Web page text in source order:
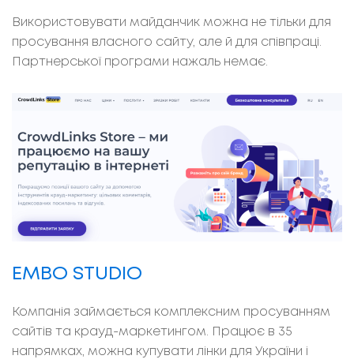
Використовувати майданчик можна не тільки для
просування власного сайту, але й для співпраці.
Партнерської програми нажаль немає.
EMBO STUDIO
Компанія займається комплексним просуванням
сайтів та крауд-маркетингом. Працює в 35
напрямках, можна купувати лінки для України і